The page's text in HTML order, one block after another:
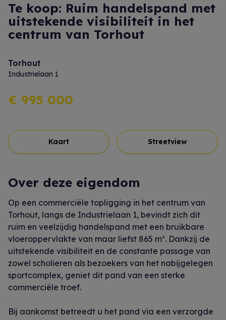
Te koop: Ruim handelspand met
uitstekende visibiliteit in het
centrum van Torhout
Torhout
Industrielaan 1
€ 995 000
Kaart Streetview
Over deze eigendom
Op een commerciële topligging in het centrum van
Torhout, langs de Industrielaan 1, bevindt zich dit
ruim en veelzijdig handelspand met een bruikbare
vloeroppervlakte van maar liefst 865 m². Dankzij de
uitstekende visibiliteit en de constante passage van
zowel scholieren als bezoekers van het nabijgelegen
sportcomplex, geniet dit pand van een sterke
commerciële troef.
Bij aankomst betreedt u het pand via een verzorgde